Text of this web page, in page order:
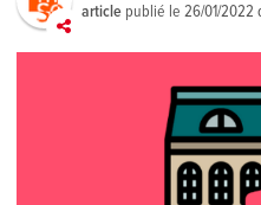
article publié le26/01/2022